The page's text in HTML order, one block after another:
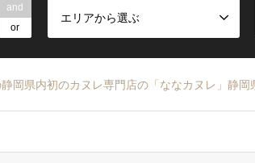
and
or
エリアから選ぶ
岡県内初のカヌレ専門店の「ななカヌレ」静